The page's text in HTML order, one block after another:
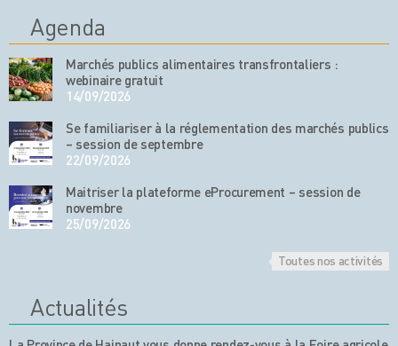
Agenda
Marchés publics alimentaires transfrontaliers :
webinaire gratuit
14/09/2026
Se familiariser à la réglementation des marchés publics
– session de septembre
22/09/2026
Maitriser la plateforme eProcurement – session de
novembre
25/09/2026
Toutes nos activités
Actualités